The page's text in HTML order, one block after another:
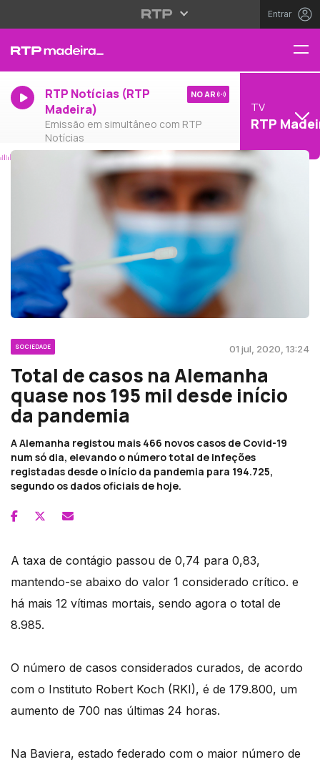
Entrar
RTP Notícias (RTP
Madeira)
Emissão em simultâneo com RTP
Notícias
NO AR
TV
RTP
SOCIEDADE 01 jul, 2020, 13:24
Total de casos na Alemanha
quase nos 195 mil desde início
da pandemia
A Alemanha registou mais 466 novos casos de Covid-19
num só dia, elevando o número total de infeções
registadas desde o início da pandemia para 194.725,
segundo os dados oficiais de hoje.
A taxa de contágio passou de 0,74 para 0,83,
mantendo-se abaixo do valor 1 considerado crítico. e
há mais 12 vítimas mortais, sendo agora o total de
8.985.
O número de casos considerados curados, de acordo
com o Instituto Robert Koch (RKI), é de 179.800, um
aumento de 700 nas últimas 24 horas.
Na Baviera, estado federado com o maior número de